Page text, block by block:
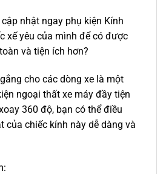
nhật ngay phụ kiện Kính
xế yêu của mình để có được
và tiện ích hơn?
cho các dòng xe là một
ngoại thất xe máy đầy tiện
360 độ, bạn có thể điều
của chiếc kính này dễ dàng và